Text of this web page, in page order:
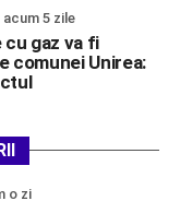
acum 5 zile
cu gaz va fi
comunei Unirea:
o zi